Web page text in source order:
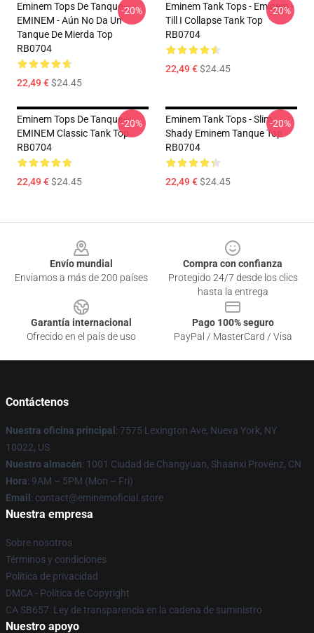
Eminem Tops De Tanque -
EMINEM - Aún No Da Un
Tanque De Mierda Top
RB0704
22,49 €$24.45
-20%
Eminem Tank Tops - Eminem -
Till I Collapse Tank Top
RB0704
22,49 €$24.45
-20%
Eminem Tops De Tanque -
EMINEM Classic Tank Top
RB0704
22,49 €$24.45
-20%
Eminem Tank Tops - Slim
Shady Eminem Tanque Top
RB0704
22,49 €$24.45
-20%
Envío mundial
Enviamos a más de 200 países
Compra con confianza
Protegido 24/7 desde los clics
hasta la entrega
Garantía internacional
Ofrecido en el país de uso
Pago 100% seguro
PayPal / MasterCard / Visa
Contáctenos
Nuestra oficina principal : 7575 Lexington Ave, Nueva York, NY
10022, US
Nuestro almacén: 1001 Ciudad de Changyuan, Shaanxi Provënz, CN
Hora: 9AM – 5PM (Mon – Fri)
Email : contact@eminemoficial.store
Nuestra empresa
Sobre nosotros
Términos y condiciones
Política de privacidad
DMCA - Política de Copyright
CA SB657: Ley de transparencia en la cadena de suministro
Nuestro apoyo